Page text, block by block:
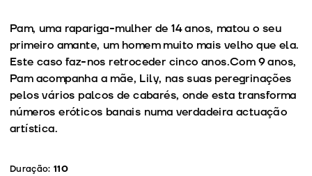
Pam, uma rapariga-mulher de 14 anos, matou o seu
primeiro amante, um homem muito mais velho que ela.
Este caso faz-nos retroceder cinco anos.Com 9 anos,
Pam acompanha a mãe, Lily, nas suas peregrinações
pelos vários palcos de cabarés, onde esta transforma
números eróticos banais numa verdadeira actuação
artística.
Duração: 110